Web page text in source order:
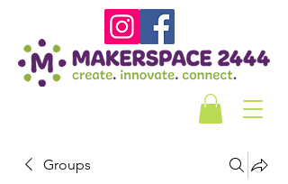
Groups